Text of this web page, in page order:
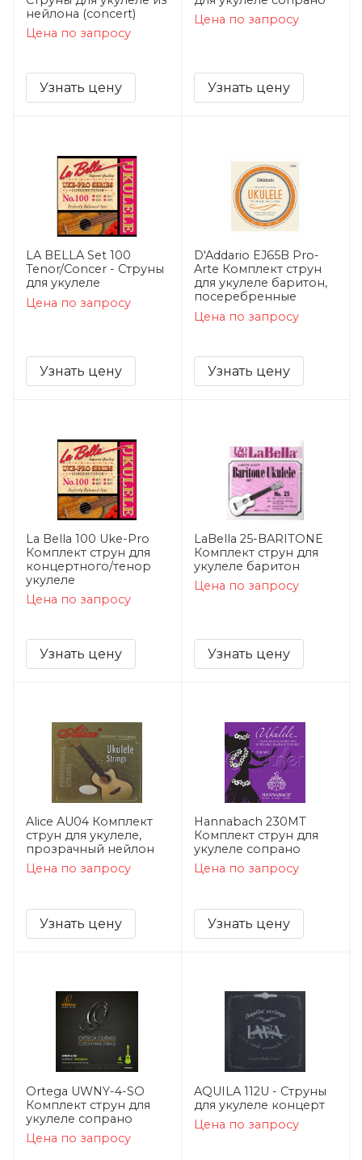
нейлона (concert)
Цена по запросу
Узнать цену
Цена по запросу
Узнать цену
LA BELLA Set 100
Tenor/Concer - Струны
для укулеле
Цена по запросу
Узнать цену
D'Addario EJ65B Pro-
Arte Комплект струн
для укулеле баритон,
посеребренные
Цена по запросу
Узнать цену
La Bella 100 Uke-Pro
Комплект струн для
концертного/тенор
укулеле
Цена по запросу
Узнать цену
LaBella 25-BARITONE
Комплект струн для
укулеле баритон
Цена по запросу
Узнать цену
Alice AU04 Комплект
струн для укулеле,
прозрачный нейлон
Цена по запросу
Узнать цену
Hannabach 230MT
Комплект струн для
укулеле сопрано
Цена по запросу
Узнать цену
Ortega UWNY-4-SO
Комплект струн для
укулеле сопрано
Цена по запросу
AQUILA 112U - Струны
для укулеле концерт
Цена по запросу